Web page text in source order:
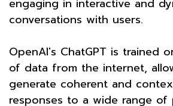
engaging in interactive and
conversations with users.
OpenAI's ChatGPT is trained
of data from the internet,
generate coherent and
responses to a wide range of